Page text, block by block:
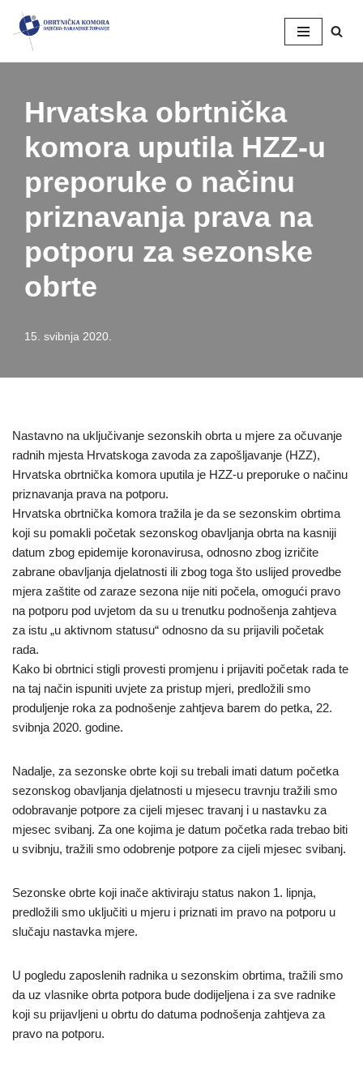
Skip
to
Hrvatska obrtnička
komora uputila HZZ-u
preporuke o načinu
priznavanja prava na
potporu za sezonske
obrte
15. svibnja 2020.
Nastavno na uključivanje sezonskih obrta u mjere za očuvanje
radnih mjesta Hrvatskoga zavoda za zapošljavanje (HZZ),
Hrvatska obrtnička komora uputila je HZZ-u preporuke o načinu
priznavanja prava na potporu.
Hrvatska obrtnička komora tražila je da se sezonskim obrtima
koji su pomakli početak sezonskog obavljanja obrta na kasniji
datum zbog epidemije koronavirusa, odnosno zbog izričite
zabrane obavljanja djelatnosti ili zbog toga što uslijed provedbe
mjera zaštite od zaraze sezona nije niti počela, omogući pravo
na potporu pod uvjetom da su u trenutku podnošenja zahtjeva
za istu „u aktivnom statusu“ odnosno da su prijavili početak
rada.
Kako bi obrtnici stigli provesti promjenu i prijaviti početak rada te
na taj način ispuniti uvjete za pristup mjeri, predložili smo
produljenje roka za podnošenje zahtjeva barem do petka, 22.
svibnja 2020. godine.
Nadalje, za sezonske obrte koji su trebali imati datum početka
sezonskog obavljanja djelatnosti u mjesecu travnju tražili smo
odobravanje potpore za cijeli mjesec travanj i u nastavku za
mjesec svibanj. Za one kojima je datum početka rada trebao biti
u svibnju, tražili smo odobrenje potpore za cijeli mjesec svibanj.
Sezonske obrte koji inače aktiviraju status nakon 1. lipnja,
predložili smo uključiti u mjeru i priznati im pravo na potporu u
slučaju nastavka mjere.
U pogledu zaposlenih radnika u sezonskim obrtima, tražili smo
da uz vlasnike obrta potpora bude dodijeljena i za sve radnike
koji su prijavljeni u obrtu do datuma podnošenja zahtjeva za
pravo na potporu.